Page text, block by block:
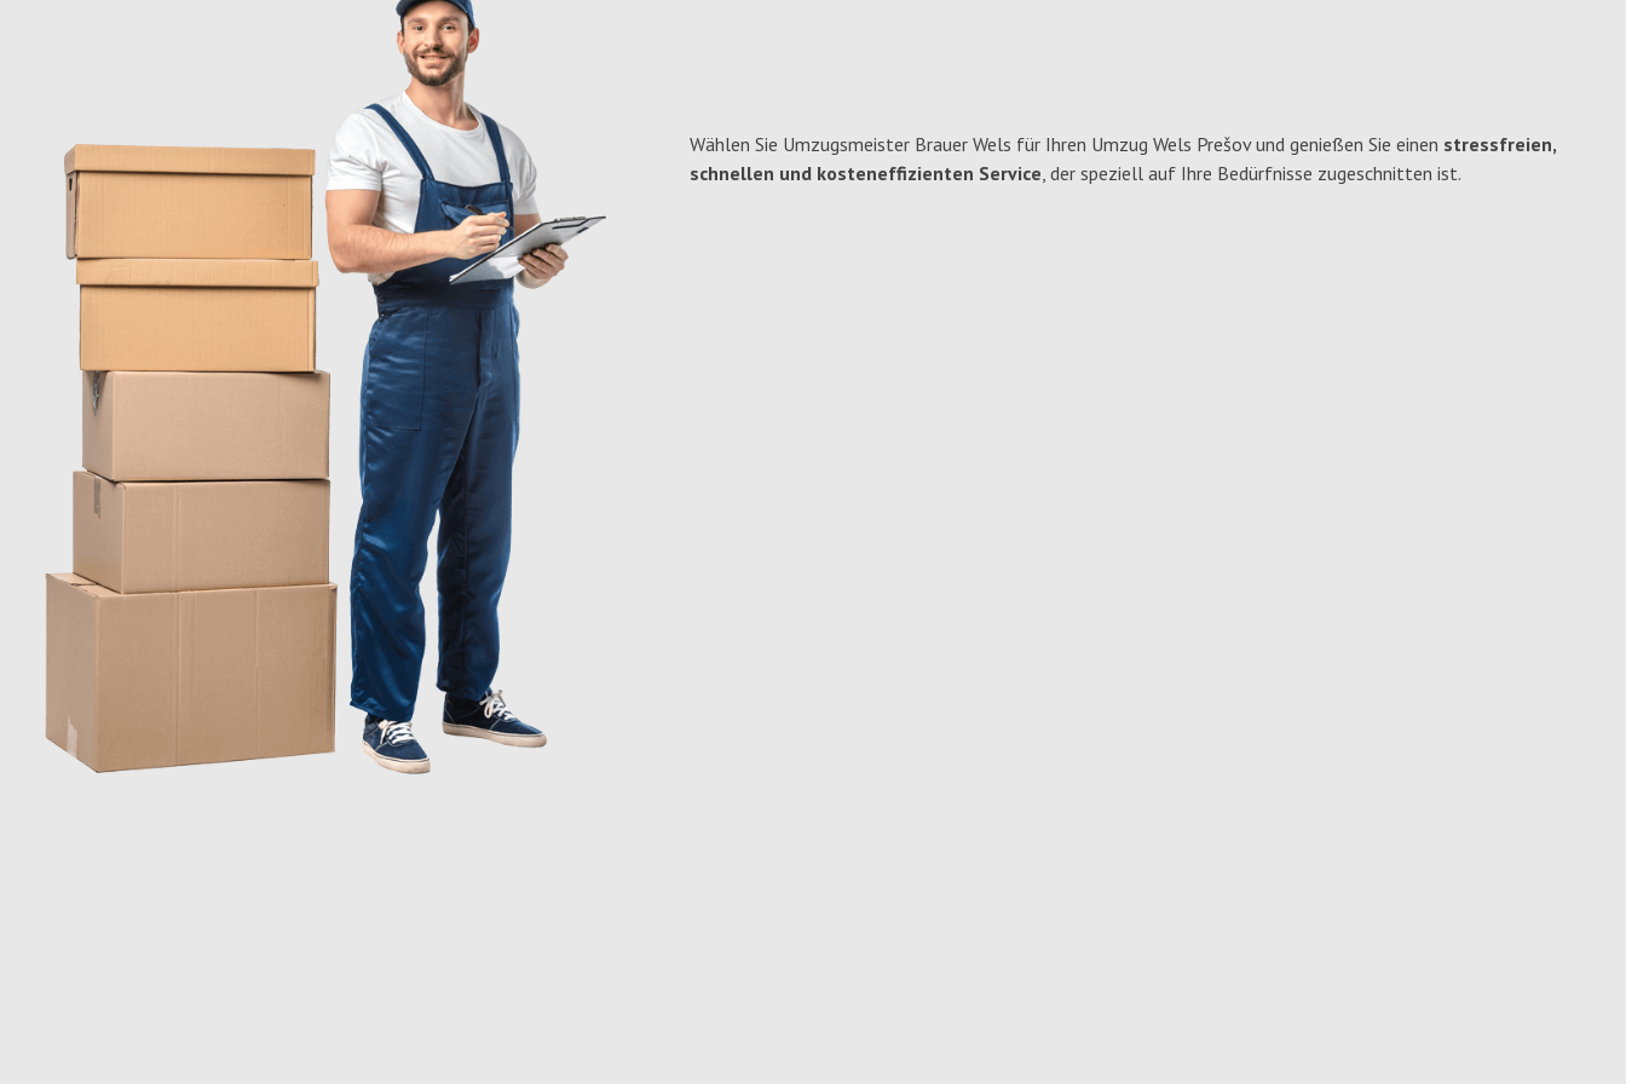
Wählen Sie Umzugsmeister Brauer Wels für Ihren Umzug Wels Prešov und genießen Sie einen stressfreien,
schnellen und kosteneffizienten Service, der speziell auf Ihre Bedürfnisse zugeschnitten ist.